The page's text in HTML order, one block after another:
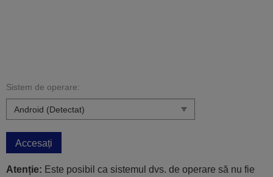
Sistem de operare:
Accesați
Atenție: Este posibil ca sistemul dvs. de operare să nu fie